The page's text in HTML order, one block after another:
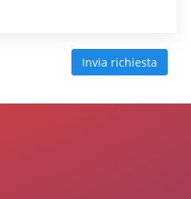
Invia richiesta